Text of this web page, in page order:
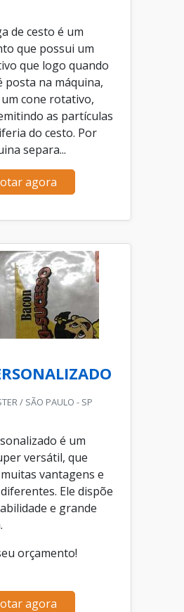
de cesto é um
que possui um
que logo quando
posta na máquina,
cone rotativo,
as partículas
do cesto. Por
separa...
agora
/ SÃO PAULO - SP
é um
versátil, que
vantagens e
Ele dispõe
e grande
orçamento!
agora